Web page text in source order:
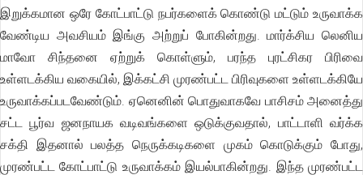
இறுக்கமான ஒரே கோட்பாட்டு நபர்களைக் கொண்டு மட்டும் உருவாக்க
வேண்டிய அவசியம் இங்கு அற்றுப் போகின்றது. மார்க்சிய லெனிய
மாவோ சிந்தனை ஏற்றுக் கொள்ளும், பரந்த புரட்சிகர பிரிவை
உள்ளடக்கிய வகையில், இக்கட்சி முரண்பட்ட பிரிவுகளை உள்ளடக்கியே
உருவாக்கப்படவேண்டும். ஏனெனின் பொதுவாகவே பாசிசம் அனைத்து
சட்ட பூர்வ ஜனநாயக வடிவங்களை ஒடுக்குவதால், பாட்டாளி வர்க்க
சக்தி இதனால் பலத்த நெருக்கடிகளை முகம் கொடுக்கும் போது,
முரண்பட்ட கோட்பாட்டு உருவாக்கம் இயல்பாகின்றது. இந்த முரண்பட்ட